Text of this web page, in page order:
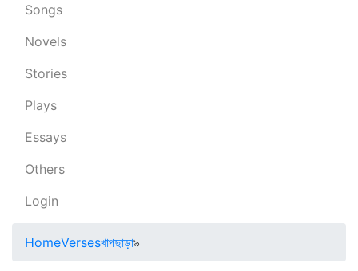
Songs
Novels
Stories
Plays
Essays
Others
Login
HomeVersesখাপছাড়া৯